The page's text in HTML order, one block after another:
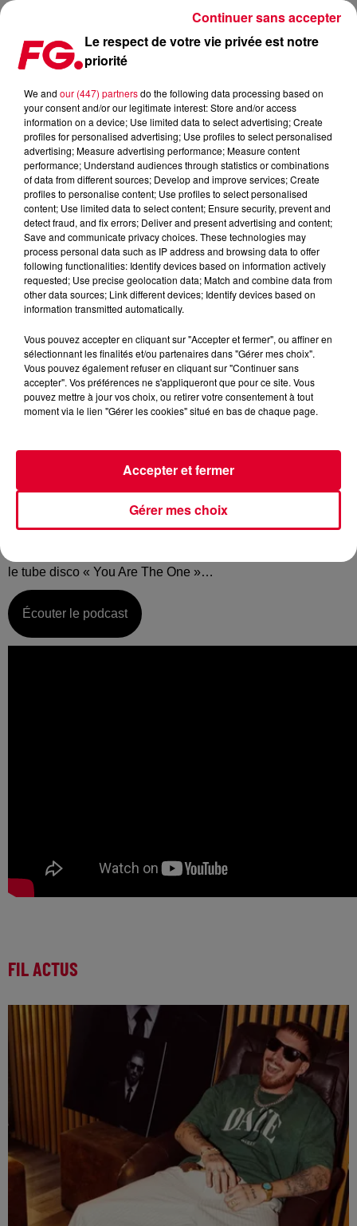
LA MUSIC STORY DE LA MATINALE FG : JOCELYN BROWN
Publié : 9 avril 2019 à 9h04 par Christophe HUBERT
Mardi 09 avril :
La music story du jour c’est celle de Jocelyn Brown…
C’est l’une des plus belles voix de la house music, Jocelyn
Brown symbolise cette scène qui a explosé dans les années
90-2000, inondant les clubs du monde entier… mais sa
carrière a débuté bien avant. En l’occurrence, c’est un
le tube disco « You Are The One »…
Écouter le podcast
FIL ACTUS
Le respect de votre vie privée est notre
priorité
We and our (447) partnersdo the following data processing based on
your consent and/or our legitimate interest: Store and/or access
information on a device; Use limited data to select advertising; Create
profiles for personalised advertising; Use profiles to select personalised
advertising; Measure advertising performance; Measure content
performance; Understand audiences through statistics or combinations
of data from different sources; Develop and improve services; Create
profiles to personalise content; Use profiles to select personalised
content; Use limited data to select content; Ensure security, prevent and
detect fraud, and fix errors; Deliver and present advertising and content;
Save and communicate privacy choices. These technologies may
process personal data such as IP address and browsing data to offer
following functionalities: Identify devices based on information actively
requested; Use precise geolocation data; Match and combine data from
other data sources; Link different devices; Identify devices based on
information transmitted automatically.
Vous pouvez accepter en cliquant sur "Accepter et fermer", ou affiner en
sélectionnant les finalités et/ou partenaires dans "Gérer mes choix".
Vous pouvez également refuser en cliquant sur "Continuer sans
accepter". Vos préférences ne s'appliqueront que pour ce site. Vous
pouvez mettre à jour vos choix, ou retirer votre consentement à tout
moment via le lien "Gérer les cookies" situé en bas de chaque page.
Gérer mes choix
Accepter et fermer
Continuer sans accepter